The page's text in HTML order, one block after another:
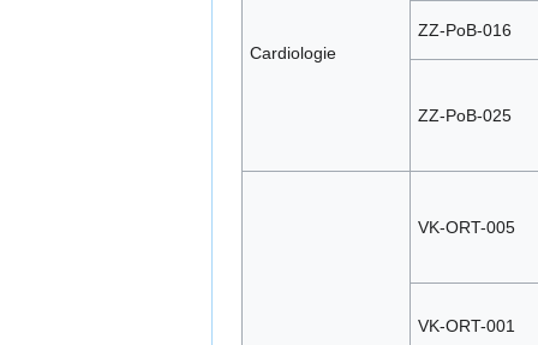
Cardiologie
ZZ-PoB-016
ZZ-PoB-025
VK-ORT-005
VK-ORT-001